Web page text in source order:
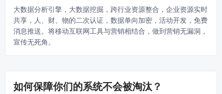
大数据分析引擎，大数据挖掘，跨行业资源整合，企业资源实时
共享，人、财、物的二次认证，数据单向加密，活动开发，免费
消息推送。将移动互联网工具与营销相结合，做到营销无漏洞，
宣传无死角。
如何保障你们的系统不会被淘汰？